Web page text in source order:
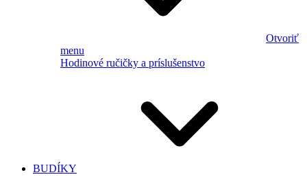
Otvoriť
menu
Hodinové ručičky a príslušenstvo
BUDÍKY